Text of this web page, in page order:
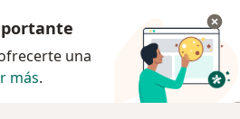
D.C., Colombia
una
más.